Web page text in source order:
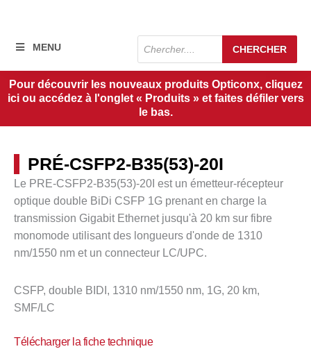
MENU
Recherche
de
produits
CHERCHER
Pour découvrir les nouveaux produits Opticonx, cliquez
ici ou accédez à l'onglet « Produits » et faites défiler vers
le bas.
PRÉ-CSFP2-B35(53)-20I
Le PRE-CSFP2-B35(53)-20I est un émetteur-récepteur
optique double BiDi CSFP 1G prenant en charge la
transmission Gigabit Ethernet jusqu'à 20 km sur fibre
monomode utilisant des longueurs d'onde de 1310
nm/1550 nm et un connecteur LC/UPC.
CSFP, double BIDI, 1310 nm/1550 nm, 1G, 20 km,
SMF/LC
Télécharger la fiche technique